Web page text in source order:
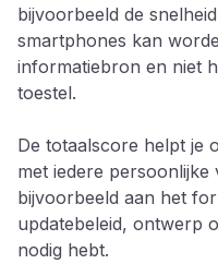
bijvoorbeeld de
smartphones kan
informatiebron en niet
toestel.
De totaalscore helpt je
met iedere
bijvoorbeeld aan het
updatebeleid, ontwerp
nodig hebt.